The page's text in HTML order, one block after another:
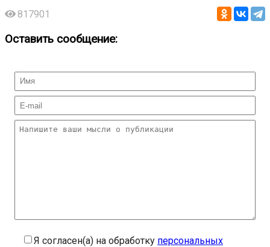
817901
Оставить сообщение:
Я согласен(а) на обработку персональных